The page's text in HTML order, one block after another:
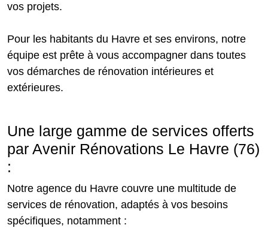
vos projets.
Pour les habitants du Havre et ses environs, notre
équipe est prête à vous accompagner dans toutes
vos démarches de rénovation intérieures et
extérieures.
Une large gamme de services offerts
par Avenir Rénovations Le Havre (76)
:
Notre agence du Havre couvre une multitude de
services de rénovation, adaptés à vos besoins
spécifiques, notamment :